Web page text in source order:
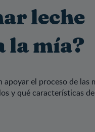
leche
la mía?
apoyar el proceso de las
y qué características